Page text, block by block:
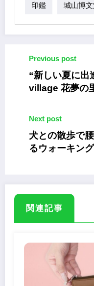
印鑑 城山博
Previous post
“新しい夏に
village 花夢の
Next post
犬との散歩で
るウォーキン
関連記事